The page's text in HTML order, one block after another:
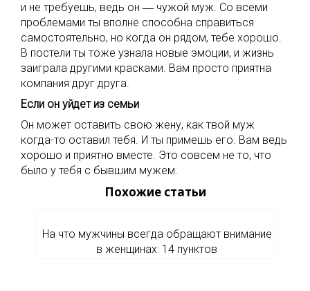
и не требуешь, ведь он ― чужой муж. Со всеми
проблемами ты вполне способна справиться
самостоятельно, но когда он рядом, тебе хорошо.
В постели ты тоже узнала новые эмоции, и жизнь
заиграла другими красками. Вам просто приятна
компания друг друга.
Если он уйдет из семьи
Он может оставить свою жену, как твой муж
когда-то оставил тебя. И ты примешь его. Вам ведь
хорошо и приятно вместе. Это совсем не то, что
было у тебя с бывшим мужем.
Похожие статьи
На что мужчины всегда обращают внимание
в женщинах: 14 пунктов